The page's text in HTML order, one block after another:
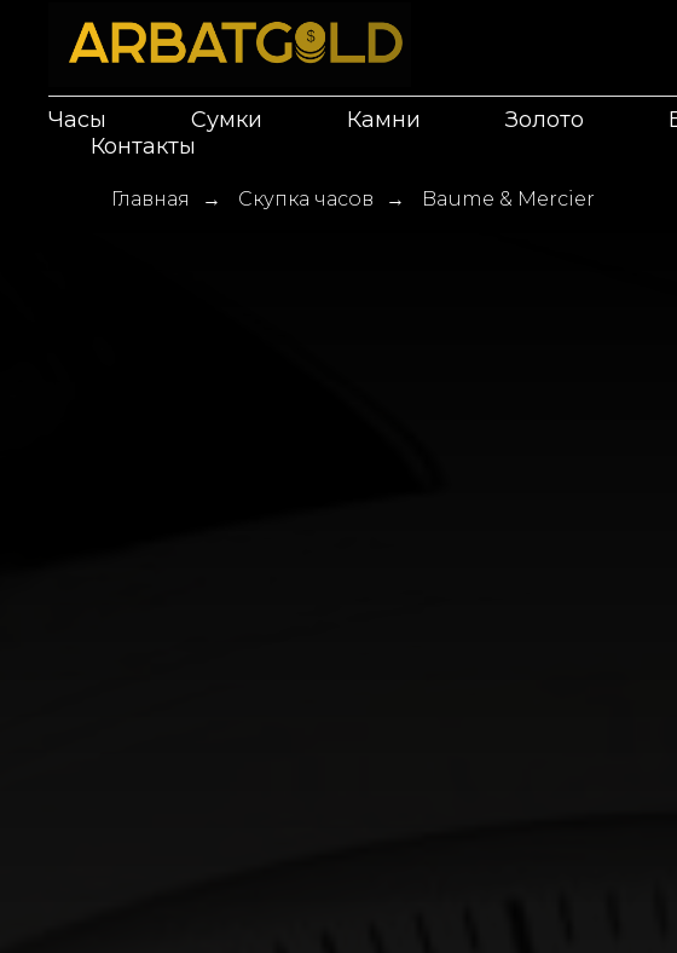
Часы Сумки Камни Золото
Контакты
Главная → Скупка часов → Baume & Mercier